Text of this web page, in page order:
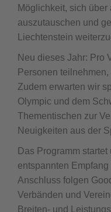
Möglichkeit, sich
auszutauschen und
Liechtenstein
Neu dieses Jahr: Pro
Personen
Zudem erwarten wir
Olympic und dem
Thementischen zur
Neuigkeiten aus der
Das Programm
entspannten
Anschluss folgen
Verbänden und
Breiten- und